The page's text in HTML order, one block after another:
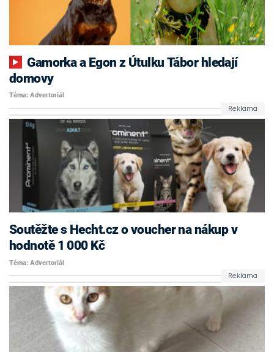
Gamorka a Egon z Útulku Tábor hledají
domovy
Téma: Advertoriál
Soutěžte s Hecht.cz o voucher na nákup v
hodnotě 1 000 Kč
Téma: Advertoriál